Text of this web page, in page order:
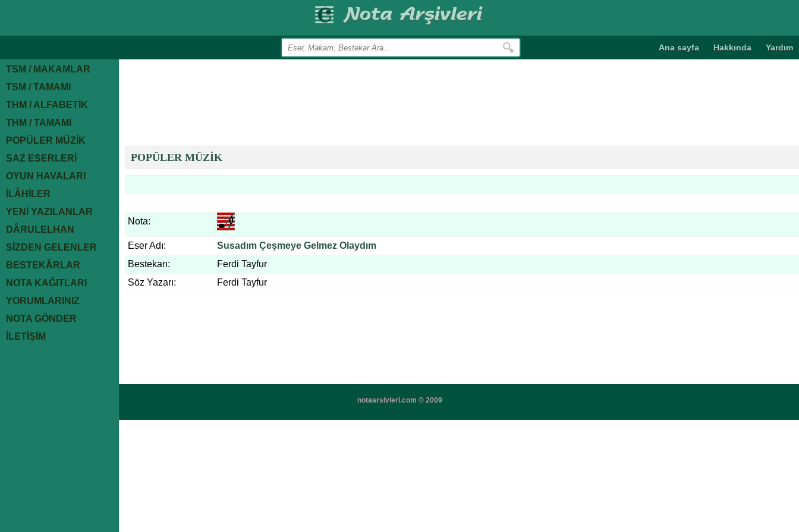
Ana sayfa Hakkında Yardım
TSM / MAKAMLAR
TSM / TAMAMI
THM / ALFABETİK
THM / TAMAMI
POPÜLER MÜZİK
SAZ ESERLERİ
OYUN HAVALARI
İLÂHİLER
YENİ YAZILANLAR
DÂRULELHAN
SİZDEN GELENLER
BESTEKÂRLAR
NOTA KAĞITLARI
YORUMLARINIZ
NOTA GÖNDER
İLETİŞİM
POPÜLER MÜZİK
Nota:
Eser Adı:
Susadım Çeşmeye Gelmez Olaydım
Bestekarı:
Ferdi Tayfur
Söz Yazarı:
Ferdi Tayfur
notaarsivleri.com © 2009